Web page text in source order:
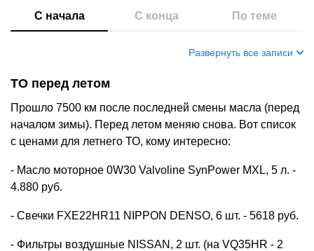
С начала С конца По теме
Развернуть все записи
ТО перед летом
Прошло 7500 км после последней смены масла (перед
началом зимы). Перед летом меняю снова. Вот список
с ценами для летнего ТО, кому интересно:
- Масло моторное 0W30 Valvoline SynPower MXL, 5 л. -
4.880 руб.
- Свечки FXE22HR11 NIPPON DENSO, 6 шт. - 5618 руб.
- Фильтры воздушные NISSAN, 2 шт. (на VQ35HR - 2